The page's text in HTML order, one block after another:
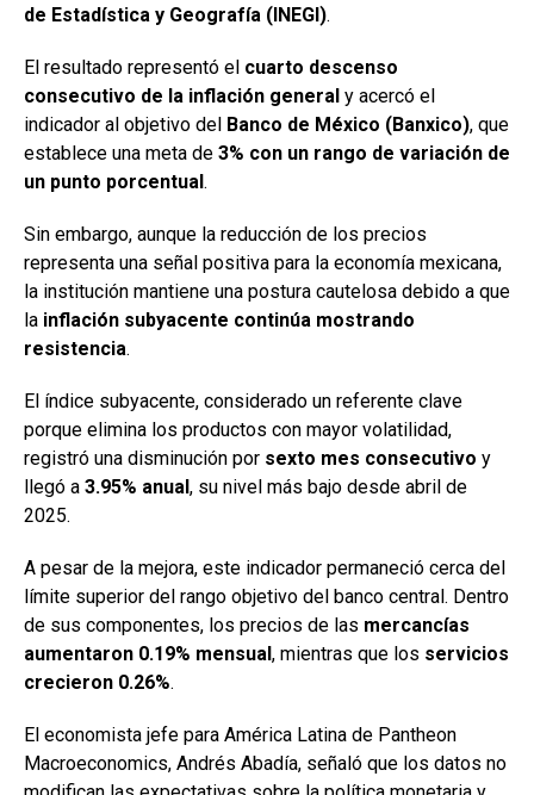
de Estadística y Geografía (INEGI).
El resultado representó el cuarto descenso
consecutivo de la inflación general y acercó el
indicador al objetivo del Banco de México (Banxico), que
establece una meta de 3% con un rango de variación de
un punto porcentual.
Sin embargo, aunque la reducción de los precios
representa una señal positiva para la economía mexicana,
la institución mantiene una postura cautelosa debido a que
la inflación subyacente continúa mostrando
resistencia.
El índice subyacente, considerado un referente clave
porque elimina los productos con mayor volatilidad,
registró una disminución por sexto mes consecutivo y
llegó a 3.95% anual, su nivel más bajo desde abril de
2025.
A pesar de la mejora, este indicador permaneció cerca del
límite superior del rango objetivo del banco central. Dentro
de sus componentes, los precios de las mercancías
aumentaron 0.19% mensual, mientras que los servicios
crecieron 0.26%.
El economista jefe para América Latina de Pantheon
Macroeconomics, Andrés Abadía, señaló que los datos no